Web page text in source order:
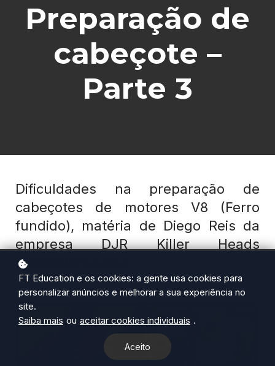
Preparação de
cabeçote –
Parte 3
Dificuldades na preparação de
cabeçotes de motores V8 (Ferro
fundido), matéria de Diego Reis da
empresa DJR Killer Heads
(@djrkillerheads
FT Education e os cookies: a gente usa cookies para
personalizar anúncios e melhorar a sua experiência no
site.
Saiba mais ou aceitar cookies individuais .
Aceito